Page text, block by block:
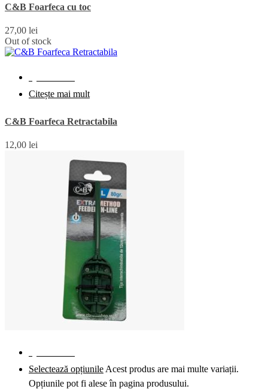
C&B Foarfeca cu toc
27,00 lei
Out of stock
Citește mai mult
C&B Foarfeca Retractabila
12,00 lei
Selectează opțiunile Acest produs are mai multe variații.
Opțiunile pot fi alese în pagina produsului.